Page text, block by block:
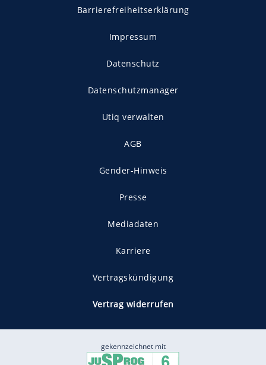
Barrierefreiheitserklärung
Impressum
Datenschutz
Datenschutzmanager
Utiq verwalten
AGB
Gender-Hinweis
Presse
Mediadaten
Karriere
Vertragskündigung
Vertrag widerrufen
gekennzeichnet mit